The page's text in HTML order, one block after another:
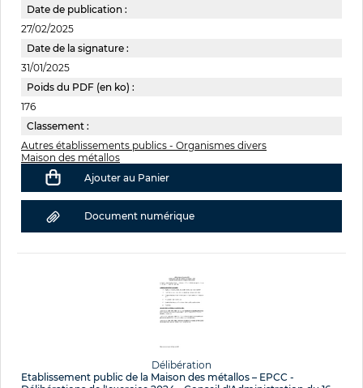
Date de publication :
27/02/2025
Date de la signature :
31/01/2025
Poids du PDF (en ko) :
176
Classement :
Autres établissements publics - Organismes divers
Maison des métallos
Ajouter au Panier
Document numérique
Délibération
Etablissement public de la Maison des métallos – EPCC -